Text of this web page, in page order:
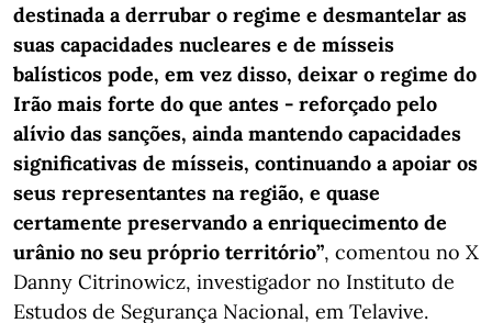
destinada a derrubar o regime e desmantelar as
suas capacidades nucleares e de mísseis
balísticos pode, em vez disso, deixar o regime do
Irão mais forte do que antes - reforçado pelo
alívio das sanções, ainda mantendo capacidades
significativas de mísseis, continuando a apoiar os
seus representantes na região, e quase
certamente preservando a enriquecimento de
urânio no seu próprio território”, comentou no X
Danny Citrinowicz, investigador no Instituto de
Estudos de Segurança Nacional, em Telavive.